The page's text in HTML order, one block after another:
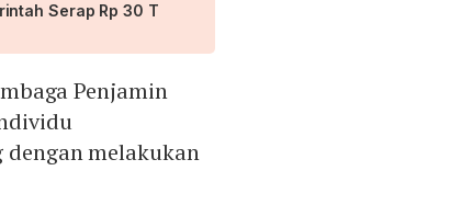
Serap Rp 30 T
Penjamin
melakukan